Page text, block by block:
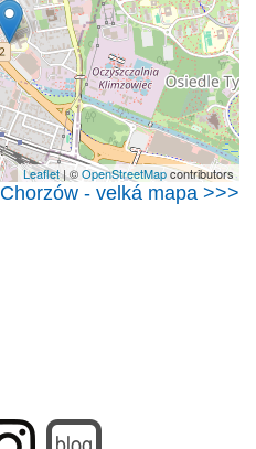
Leaflet| ©OpenStreetMapcontributors
- velká mapa >>>